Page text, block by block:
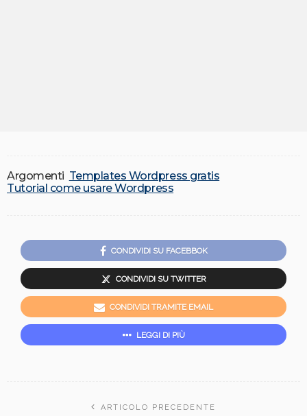
Argomenti Templates Wordpress gratis
Tutorial come usare Wordpress
CONDIVIDI SU FACEBBOK
CONDIVIDI SU TWITTER
CONDIVIDI TRAMITE EMAIL
LEGGI DI PIÙ
ARTICOLO PRECEDENTE